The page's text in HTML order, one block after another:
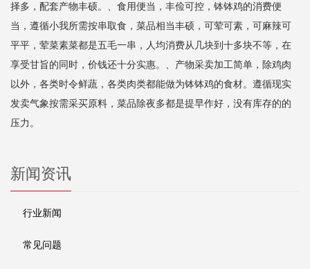
择多，配套产物丰硕。、食用便当，丰俭可控，钵钵鸡的消费便
当，遵循小我所需按串取食，菜品相当丰硕，可荤可素，可麻辣可
平平，荤菜素菜都是五毛一串，人均消费从几块到十多块不等，在
享受甘旨的同时，价钱还十分实惠。、产物采卖加工简单，除鸡肉
以外，各类时令鲜蔬，各类肉类都能做为钵钵鸡的食材。遵循现实
发卖气象按需采买原料，菜品除夜多都是提早作好，没有库存的的
压力。
新闻资讯
行业新闻
常见问题